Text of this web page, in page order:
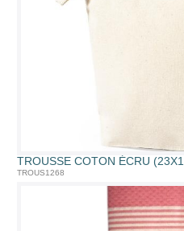
TROUSSE COTON ÉCRU
TROUS1268